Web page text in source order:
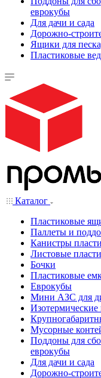
еврокубы
Для дачи и сада
Дорожно-
Ящики для
Пластиковые
Каталог
Пластиковые
Паллеты и
Канистры
Листовые
Бочки
Пластиковые
Еврокубы
Мини АЗС для
Мусорные
Поддоны для
еврокубы
Для дачи и сада
Дорожно-